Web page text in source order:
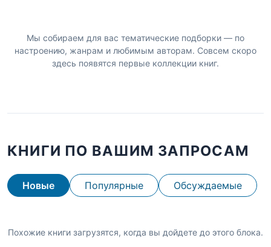
Мы собираем для вас тематические подборки — по
настроению, жанрам и любимым авторам. Совсем скоро
здесь появятся первые коллекции книг.
КНИГИ ПО ВАШИМ ЗАПРОСАМ
Новые Популярные Обсуждаемые
Похожие книги загрузятся, когда вы дойдете до этого блока.